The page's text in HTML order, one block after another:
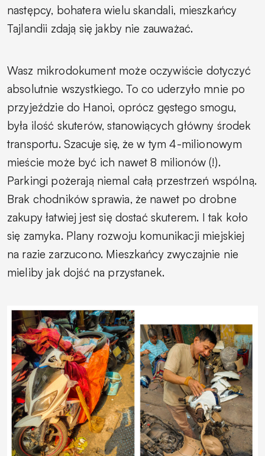
następcy, bohatera wielu skandali, mieszkańcy
Tajlandii zdają się jakby nie zauważać.
Wasz mikrodokument może oczywiście dotyczyć
absolutnie wszystkiego. To co uderzyło mnie po
przyjeździe do Hanoi, oprócz gęstego smogu,
była ilość skuterów, stanowiących główny środek
transportu. Szacuje się, że w tym 4-milionowym
mieście może być ich nawet 8 milionów (!).
Parkingi pożerają niemal całą przestrzeń wspólną.
Brak chodników sprawia, że nawet po drobne
zakupy łatwiej jest się dostać skuterem. I tak koło
się zamyka. Plany rozwoju komunikacji miejskiej
na razie zarzucono. Mieszkańcy zwyczajnie nie
mieliby jak dojść na przystanek.